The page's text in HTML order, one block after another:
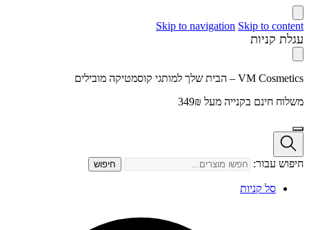
Skip to navigation Skip to content
עגלת קניות
VM Cosmetics – הבית שלך למותגי קוסמטיקה מובילים
משלוח חינם בקנייה מעל 349₪
חיפוש עבור: חיפוש
סל קניות